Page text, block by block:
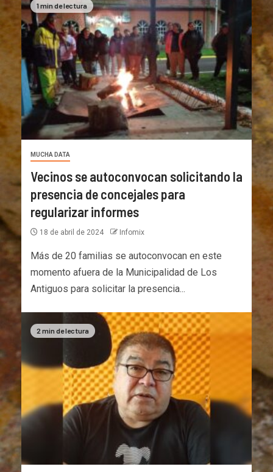
1 min de lectura
MUCHA DATA
Vecinos se autoconvocan solicitando la
presencia de concejales para
regularizar informes
18 de abril de 2024 Infomix
Más de 20 familias se autoconvocan en este
momento afuera de la Municipalidad de Los
Antiguos para solicitar la presencia...
2 min de lectura